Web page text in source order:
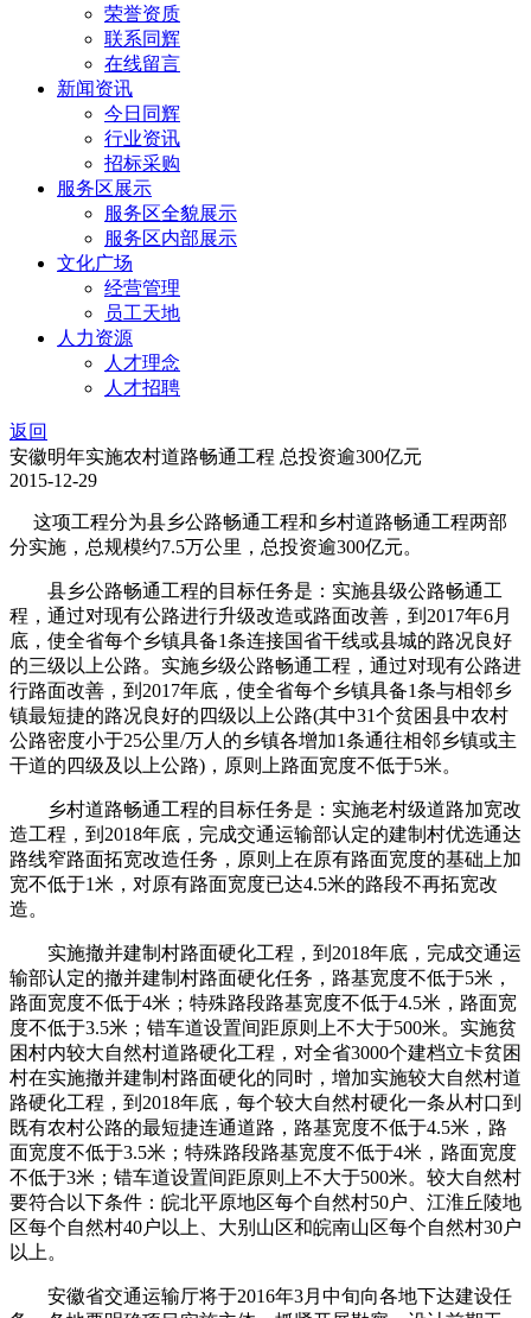
荣誉资质
联系同辉
在线留言
新闻资讯
今日同辉
行业资讯
招标采购
服务区展示
服务区全貌展示
服务区内部展示
文化广场
经营管理
员工天地
人力资源
人才理念
人才招聘
返回
安徽明年实施农村道路畅通工程 总投资逾300亿元
2015-12-29
这项工程分为县乡公路畅通工程和乡村道路畅通工程两部
分实施，总规模约7.5万公里，总投资逾300亿元。
县乡公路畅通工程的目标任务是：实施县级公路畅通工
程，通过对现有公路进行升级改造或路面改善，到2017年6月
底，使全省每个乡镇具备1条连接国省干线或县城的路况良好
的三级以上公路。实施乡级公路畅通工程，通过对现有公路进
行路面改善，到2017年底，使全省每个乡镇具备1条与相邻乡
镇最短捷的路况良好的四级以上公路(其中31个贫困县中农村
公路密度小于25公里/万人的乡镇各增加1条通往相邻乡镇或主
干道的四级及以上公路)，原则上路面宽度不低于5米。
乡村道路畅通工程的目标任务是：实施老村级道路加宽改
造工程，到2018年底，完成交通运输部认定的建制村优选通达
路线窄路面拓宽改造任务，原则上在原有路面宽度的基础上加
宽不低于1米，对原有路面宽度已达4.5米的路段不再拓宽改
造。
实施撤并建制村路面硬化工程，到2018年底，完成交通运
输部认定的撤并建制村路面硬化任务，路基宽度不低于5米，
路面宽度不低于4米；特殊路段路基宽度不低于4.5米，路面宽
度不低于3.5米；错车道设置间距原则上不大于500米。实施贫
困村内较大自然村道路硬化工程，对全省3000个建档立卡贫困
村在实施撤并建制村路面硬化的同时，增加实施较大自然村道
路硬化工程，到2018年底，每个较大自然村硬化一条从村口到
既有农村公路的最短捷连通道路，路基宽度不低于4.5米，路
面宽度不低于3.5米；特殊路段路基宽度不低于4米，路面宽度
不低于3米；错车道设置间距原则上不大于500米。较大自然村
要符合以下条件：皖北平原地区每个自然村50户、江淮丘陵地
区每个自然村40户以上、大别山区和皖南山区每个自然村30户
以上。
安徽省交通运输厅将于2016年3月中旬向各地下达建设任